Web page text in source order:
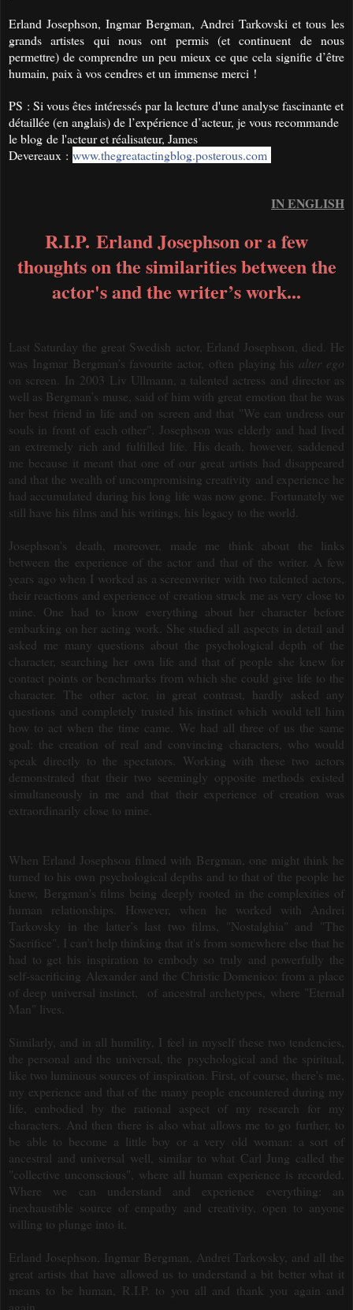
Erland Josephson, Ingmar Bergman, Andrei Tarkovski et tous les
grands artistes qui nous ont permis (et continuent de nous
permettre) de comprendre un peu mieux ce que cela signifie d’être
humain, paix à vos cendres et un immense merci !
PS : Si vous êtes intéressés par la lecture d'une analyse fascinante et
détaillée (en anglais) de l’expérience d’acteur, je vous recommande
le blog de l'acteur et réalisateur, James
Devereaux : www.thegreatactingblog.posterous.com
IN ENGLISH
R.I.P. Erland Josephson or a few
thoughts on the similarities between the
actor's and the writer’s work...
Last Saturday the great Swedish actor, Erland Josephson, died. He
was Ingmar Bergman’s favourite actor, often playing his alter ego
on screen.
In 2003 Liv Ullmann, a talented actress and director as
well as Bergman’s muse, said of him with great emotion that he was
her best friend in life and on screen and that "We can undress our
souls in front of each other". Josephson was elderly and had lived
an extremely rich and fulfilled life.
His death, however, saddened
me because it meant that one of our great artists had disappeared
and that the wealth of uncompromising creativity and experience he
had accumulated during his long life was now gone. Fortunately we
still have his films and his writings, his legacy to the world.
Josephson's death, moreover, made me think about the links
between the experience of the actor and that of the writer. A few
years ago when I worked as a screenwriter with two talented actors,
their reactions and experience of creation struck me as very close to
mine.
One had to know everything about her character before
embarking on her acting work. She studied all aspects in detail and
asked me many questions about the psychological depth of the
character, searching her own life and that of people she knew for
contact points or benchmarks from which she could give life to the
character.
The other actor, in great contrast, hardly asked any
questions and completely trusted his instinct which would tell him
how to act when the time came.
We had all three of us the same
goal: the creation of real and convincing characters, who would
speak directly to the spectators. Working with these two actors
demonstrated that their two seemingly opposite methods existed
simultaneously in me and that their experience of creation was
extraordinarily close to mine.
When Erland Josephson filmed with Bergman, one might think he
turned to his own psychological depths and to that of the people he
knew,
Bergman's films being deeply rooted in the complexities of
human relationships. However, when he worked with Andrei
Tarkovsky in the latter’s last two films, "Nostalghia" and "The
Sacrifice", I can’t help thinking that it's from somewhere else that he
had to get his inspiration to embody so truly and powerfully the
self-sacrificing Alexander and the Christic Domenico: from a place
of deep universal instinct, of ancestral archetypes, where "Eternal
Man" lives.
Similarly, and in all humility, I feel in myself these two tendencies,
the personal and the universal, the psychological and the spiritual,
like two luminous sources of inspiration. First, of course, there's me,
my experience and that of the many people encountered during my
life, embodied by the rational aspect of my research for my
characters.
And then there is also what allows me to go further, to
be able to become a little boy or a very old woman: a sort of
ancestral and universal well, similar to what Carl Jung called the
"collective unconscious", where all human experience is recorded.
Where we can understand and experience everything: an
inexhaustible source of empathy and creativity, open to anyone
willing to plunge into it.
Erland Josephson, Ingmar Bergman, Andrei Tarkovsky, and all the
great artists that have allowed us to understand a bit better what it
means to be human, R.I.P. to you all and thank you again and
again.